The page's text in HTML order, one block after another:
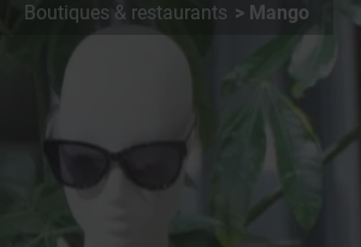
Boutiques & restaurants Mango